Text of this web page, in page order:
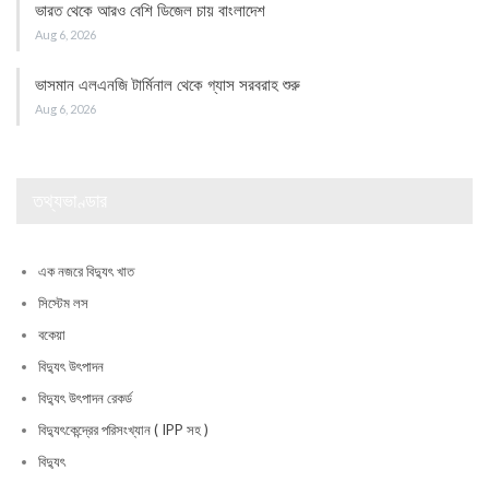
ভারত থেকে আরও বেশি ডিজেল চায় বাংলাদেশ
Aug 6, 2026
ভাসমান এলএনজি টার্মিনাল থেকে গ্যাস সরবরাহ শুরু
Aug 6, 2026
এক নজরে বিদ্যুৎ খাত
সিস্টেম লস
বকেয়া
বিদ্যুৎ উৎপাদন
বিদ্যুৎ উৎপাদন রেকর্ড
বিদ্যুৎকেন্দ্রের পরিসংখ্যান ( IPP সহ )
বিদ্যুৎ